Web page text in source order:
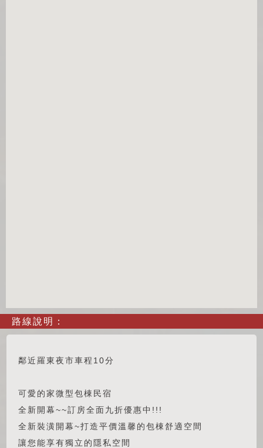
路線說明：
鄰近羅東夜市車程10分
可愛的家微型包棟民宿
全新開幕~~訂房全面九折優惠中!!!
全新裝潢開幕~打造平價溫馨的包棟舒適空間
讓您能享有獨立的隱私空間